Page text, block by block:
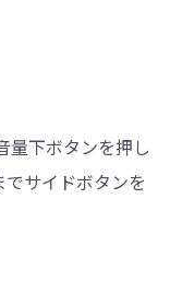
量下ボタンを押し
サイドボタンを